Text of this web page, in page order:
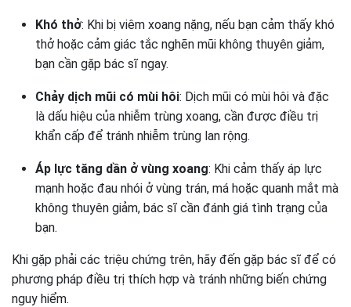
Khó thở: Khi bị viêm xoang nặng, nếu bạn cảm thấy khó
thở hoặc cảm giác tắc nghẽn mũi không thuyên giảm,
bạn cần gặp bác sĩ ngay.
Chảy dịch mũi có mùi hôi: Dịch mũi có mùi hôi và đặc
là dấu hiệu của nhiễm trùng xoang, cần được điều trị
khẩn cấp để tránh nhiễm trùng lan rộng.
Áp lực tăng dần ở vùng xoang: Khi cảm thấy áp lực
mạnh hoặc đau nhói ở vùng trán, má hoặc quanh mắt mà
không thuyên giảm, bác sĩ cần đánh giá tình trạng của
bạn.
Khi gặp phải các triệu chứng trên, hãy đến gặp bác sĩ để có
phương pháp điều trị thích hợp và tránh những biến chứng
nguy hiểm.